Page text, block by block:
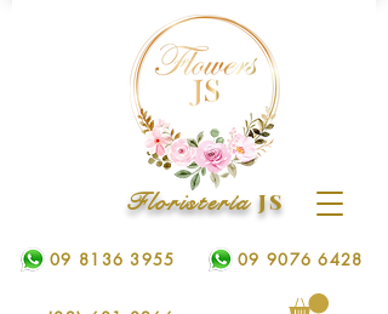
09 8136 3955 09 9076 6428
Floristería JS